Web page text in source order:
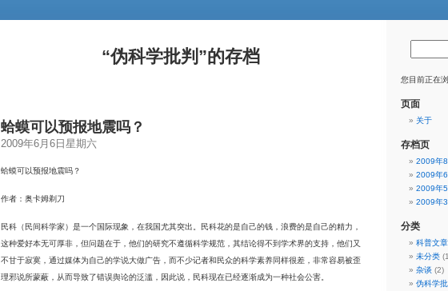
“伪科学批判”的存档
蛤蟆可以预报地震吗？
2009年6月6日星期六
蛤蟆可以预报地震吗？
作者：奥卡姆剃刀
民科（民间科学家）是一个国际现象，在我国尤其突出。民科花的是自己的钱，浪费的是自己的精力，
这种爱好本无可厚非，但问题在于，他们的研究不遵循科学规范，其结论得不到学术界的支持，他们又
不甘于寂寞，通过媒体为自己的学说大做广告，而不少记者和民众的科学素养同样很差，非常容易被歪
理邪说所蒙蔽，从而导致了错误舆论的泛滥，因此说，民科现在已经逐渐成为一种社会公害。
您目前正在
页面
关于
存档页
2009年8
2009年6
2009年5
2009年3
分类
科普文章
未分类
杂谈 (2)
伪科学批